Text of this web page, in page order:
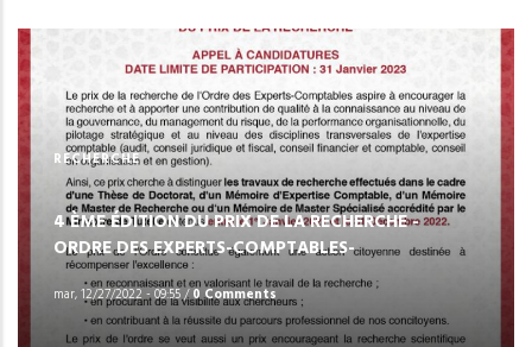
RECHERCHE
4 ÈME ÉDITION DU PRIX DE LA RECHERCHE -
ORDRE DES EXPERTS-COMPTABLES-
mar, 12/27/2022 - 09:55/0 Comments